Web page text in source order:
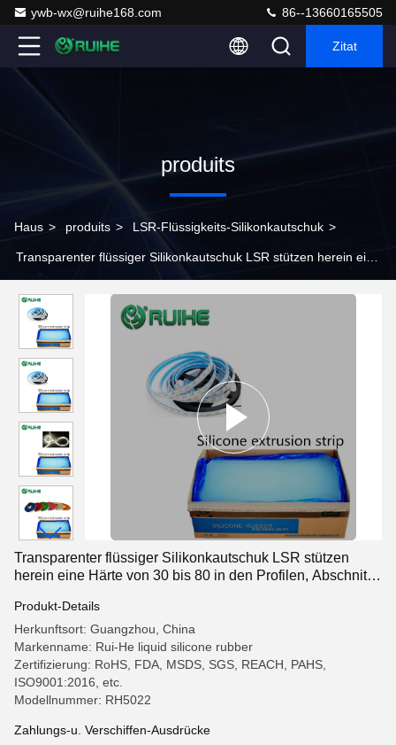
ywb-wx@ruihe168.com 86--13660165505
Zitat
produits
Haus > produits > LSR-Flüssigkeits-Silikonkautschuk >
Transparenter flüssiger Silikonkautschuk LSR stützen herein eine
unter
Transparenter flüssiger Silikonkautschuk LSR stützen
herein eine Härte von 30 bis 80 in den Profilen, Abschnitte,
Produkt-Details
Herkunftsort: Guangzhou, China
Markenname: Rui-He liquid silicone rubber
Zertifizierung: RoHS, FDA, MSDS, SGS, REACH, PAHS,
ISO9001:2016, etc.
Modellnummer: RH5022
Zahlungs-u. Verschiffen-Ausdrücke